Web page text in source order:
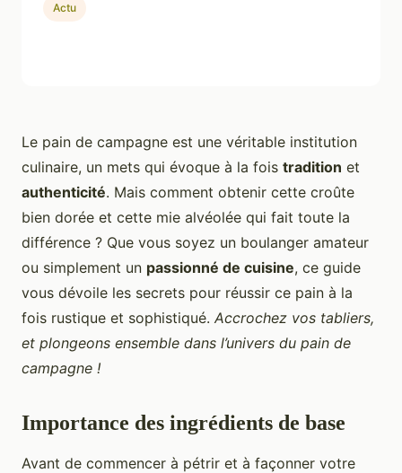
Le pain de campagne est une véritable institution
culinaire, un mets qui évoque à la fois tradition et
authenticité. Mais comment obtenir cette croûte
bien dorée et cette mie alvéolée qui fait toute la
différence ? Que vous soyez un boulanger amateur
ou simplement un passionné de cuisine, ce guide
vous dévoile les secrets pour réussir ce pain à la
fois rustique et sophistiqué. Accrochez vos tabliers,
et plongeons ensemble dans l’univers du pain de
campagne !
Importance des ingrédients de base
Avant de commencer à pétrir et à façonner votre
Actu